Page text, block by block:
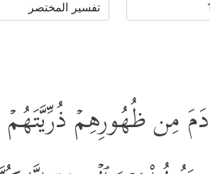
مِن ظُهُورِهِمۡ